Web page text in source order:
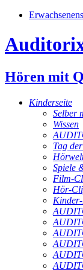
Hören mit
Kinderseite
Selber
Wissen
Tag
Spiele
Film-
Hör-